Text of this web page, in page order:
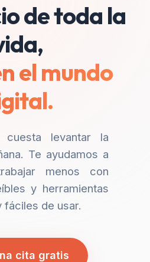
de toda la
el mundo
levantar la
Te ayudamos a
menos con
y herramientas
fáciles de usar.
cita gratis